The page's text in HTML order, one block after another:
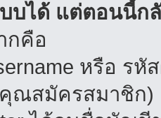
บได้ แต่ตอนนี้ก
กคือ
หรือ รหั
ณสมัครสมาชิก)